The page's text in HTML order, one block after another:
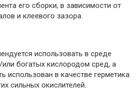
его сборки, в зависимости от
и клеевого зазора.
использовать в среде
богатых кислородом сред, а
использован в качестве герметика
сильных окислителей.